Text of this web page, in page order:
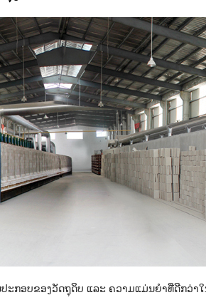
ະກອບຂອງວັດຖຸດິບ ແລະ ຄວາມແມ່ນຍຳທີ່ດີກວ່າ